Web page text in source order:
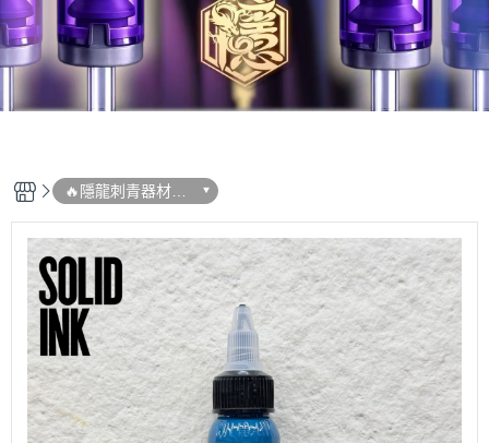
🔥隱龍刺青器材➠
新品專區 (即時更
新)